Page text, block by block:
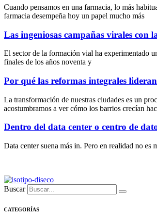
Cuando pensamos en una farmacia, lo más
farmacia desempeña hoy un papel mucho más
Las ingeniosas campañas virales con
El sector de la formación vial ha experimentado
finales de los años noventa y
Por qué las reformas integrales
La transformación de nuestras ciudades es un
acostumbramos a ver cómo los barrios crecían
Dentro del data center o centro de
Data center suena más in. Pero en realidad no
Buscar
CATEGORÍAS